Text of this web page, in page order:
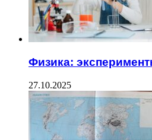
Физика:
27.10.2025